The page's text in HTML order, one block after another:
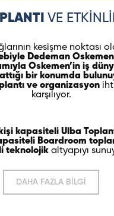
VE
kesişme noktası
Dedeman
Oskemen’in iş
bir konumda
ve organizasyon
karşılıyor.
kapasiteli Ulba
Boardroom
teknolojikaltyapıyı
DAHA FAZLA BİLGİ